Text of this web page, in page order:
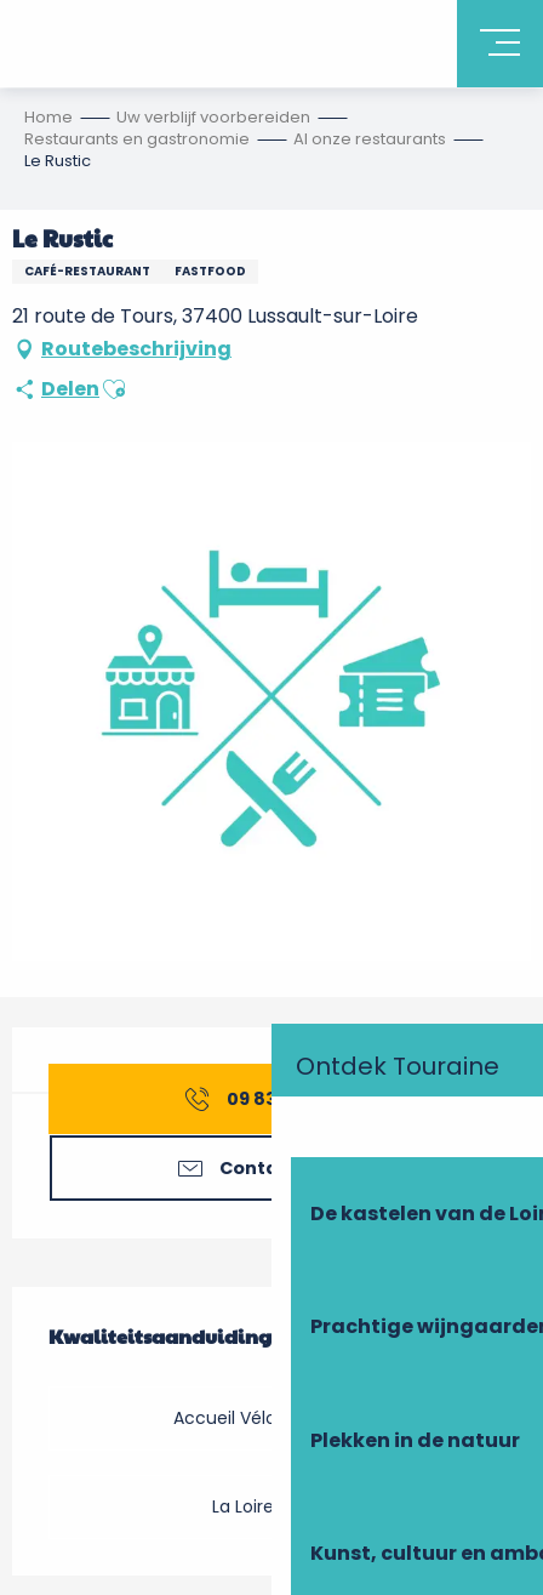
Ontdek Touraine
De kastelen van de
Prachtige
Plekken in de natuur
Kunst, cultuur en
Home
Uw verblijf voorbereiden
Restaurants en gastronomie
Al onze restaurants
Le Rustic
Le Rustic
CAFÉ-RESTAURANT FASTFOOD
21 route de Tours, 37400 Lussault-sur-Loire
Routebeschrijving
DelenAjouter aux favoris
09 83 77 46▒▒
Contacteer ons
Kwaliteitsaanduiding
Kwaliteitsaanduiding
Accueil Vélo restaurant
La Loire à Vélo